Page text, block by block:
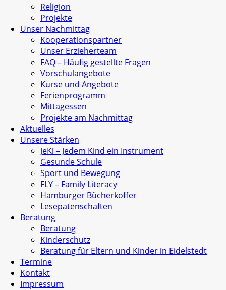
Religion
Projekte
Unser Nachmittag
Kooperationspartner
Unser Erzieherteam
FAQ – Häufig gestellte Fragen
Vorschulangebote
Kurse und Angebote
Ferienprogramm
Mittagessen
Projekte am Nachmittag
Aktuelles
Unsere Stärken
JeKi – Jedem Kind ein Instrument
Gesunde Schule
Sport und Bewegung
FLY – Family Literacy
Hamburger Bücherkoffer
Lesepatenschaften
Beratung
Beratung
Kinderschutz
Beratung für Eltern und Kinder in Eidelstedt
Termine
Kontakt
Impressum